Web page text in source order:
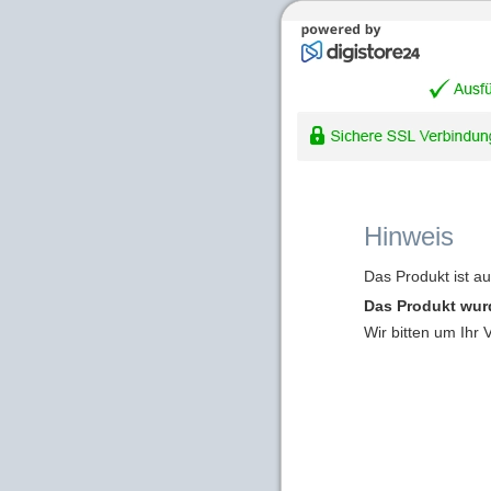
Hinweis
Das Produkt ist
Das Produkt
Wir bitten um Ihr